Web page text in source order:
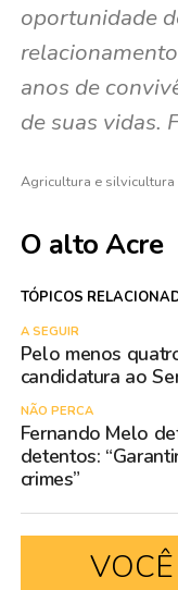
oportunidade
anos de
de suas vidas.
Agricultura e silvicultura
O alto Acre
TÓPICOS
A SEGUIR
Pelo menos
candidatura ao
NÃO PERCA
Fernando Melo
detentos:
crimes”